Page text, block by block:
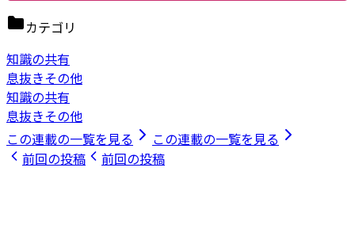
カテゴリ
知識の共有
息抜きその他
知識の共有
息抜きその他
この連載の一覧を見る
この連載の一覧を見る
前回の投稿
前回の投稿